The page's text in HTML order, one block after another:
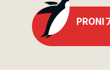
PRONI